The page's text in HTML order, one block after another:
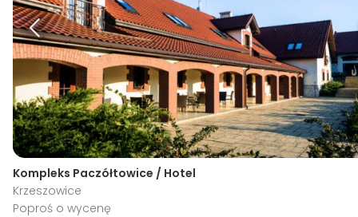
Kompleks Paczółtowice / Hotel
Krzeszowice
Poproś o wycenę